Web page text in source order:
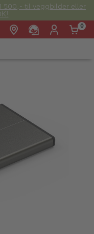
500,- til veggbilder eller
0